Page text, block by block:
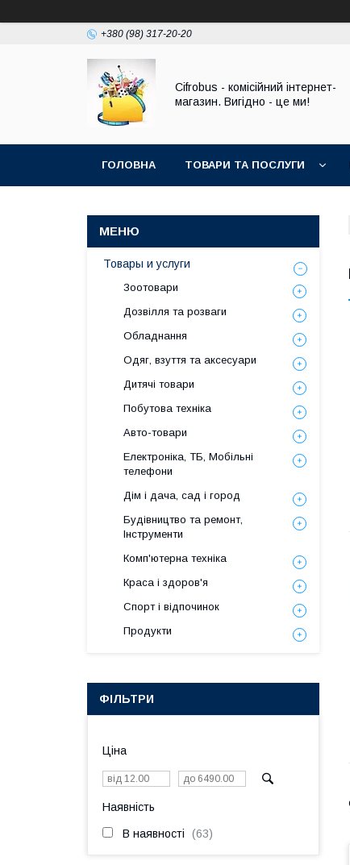
+380 (98) 317-20-20
Cifrobus - комiсiйний iнтернет-
магазин. Вигiдно - це ми!
ГОЛОВНА ТОВАРИ ТА ПОСЛУГИ
Товары и услуги
Зоотовари
Дозвілля та розваги
Обладнання
Одяг, взуття та аксесуари
Дитячі товари
Побутова техніка
Авто-товари
Електроніка, ТБ, Мобільні
телефони
Дім і дача, сад і город
Будівництво та ремонт,
Інструменти
Комп'ютерна техніка
Краса і здоров'я
Спорт і відпочинок
Продукти
ФІЛЬТРИ
Ціна
Наявність
В наявності 63